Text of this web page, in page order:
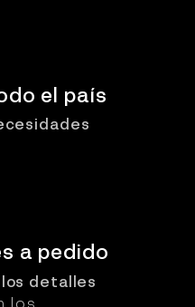
el país
a pedido
detalles
los